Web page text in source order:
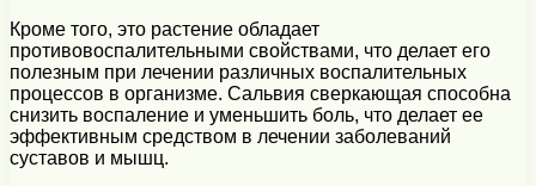
Кроме того, это растение обладает
противовоспалительными свойствами, что делает его
полезным при лечении различных воспалительных
процессов в организме. Сальвия сверкающая способна
снизить воспаление и уменьшить боль, что делает ее
эффективным средством в лечении заболеваний
суставов и мышц.